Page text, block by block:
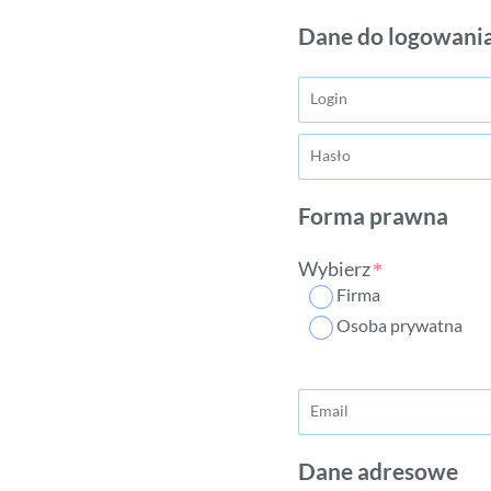
Dane do
Forma prawna
Wybierz
Firma
Osoba prywatna
Dane adresowe